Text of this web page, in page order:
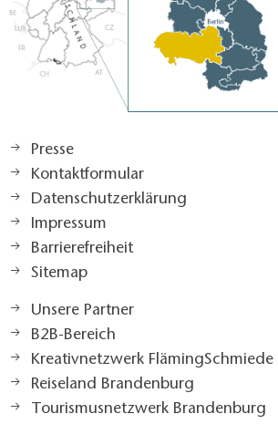
Presse
Kontaktformular
Datenschutzerklärung
Impressum
Barrierefreiheit
Sitemap
Unsere Partner
B2B-Bereich
Kreativnetzwerk FlämingSchmiede
Reiseland Brandenburg
Tourismusnetzwerk Brandenburg